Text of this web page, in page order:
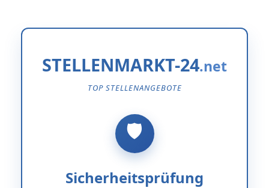
STELLENMARKT-24
TOP STELLENANGEBOTE
Sicherheitsprüfung